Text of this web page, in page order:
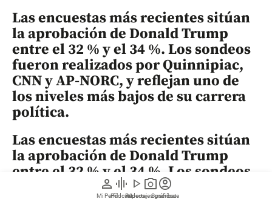
person
Mi Perfil
graphic_eq
Pódcast
play_arrow
Videos
photo_camera
Reportajes gráficos
account_circle
Suscríbete
Las encuestas más recientes sitúan
la aprobación de Donald Trump
entre el 32 % y el 34 %. Los sondeos
fueron realizados por Quinnipiac,
CNN y AP-NORC, y reflejan uno de
los niveles más bajos de su carrera
política.
Las encuestas más recientes sitúan
la aprobación de Donald Trump
entre el 32 % y el 34 %. Los sondeos
fueron realizados por Quinnipiac,